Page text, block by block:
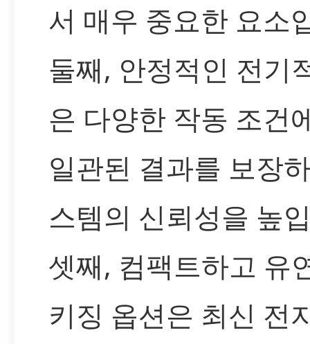
서 매우 중요한 요소
둘째, 안정적인 전기
은 다양한 작동 조건
일관된 결과를 보장
스템의 신뢰성을 높
셋째, 컴팩트하고 유
키징 옵션은 최신 전